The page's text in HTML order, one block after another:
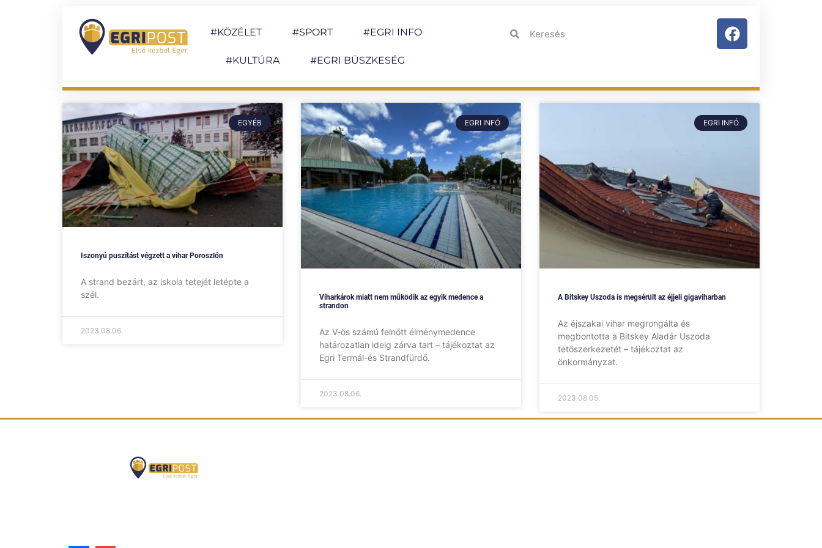
#KÖZÉLET #SPORT #EGRI INFO
#KULTÚRA #EGRI BÜSZKESÉG
EGYÉB
Iszonyú puszítást végzett a vihar Poroszlón
A strand bezárt, az iskola tetejét letépte a
szél.
2023.08.06.
EGRI INFÓ
Viharkárok miatt nem működik az egyik medence a
strandon
Az V-ös számú felnőtt élménymedence
határozatlan ideig zárva tart – tájékoztat az
Egri Termál-és Strandfürdő.
2023.08.06.
EGRI INFÓ
A Bitskey Uszoda is megsérült az éjjeli gigaviharban
Az éjszakai vihar megrongálta és
megbontotta a Bitskey Aladár Uszoda
tetőszerkezetét – tájékoztat az
önkormányzat.
2023.08.05.